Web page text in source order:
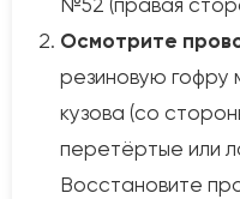
№52 (правая
Осмотрите
резиновую гофру
кузова (со
перетёртые или
Восстановите